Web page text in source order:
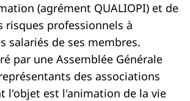
(agrément QUALIOPI) et de
risques professionnels à
salariés de ses membres.
par une Assemblée Générale
des associations
l'objet est l'animation de la vie